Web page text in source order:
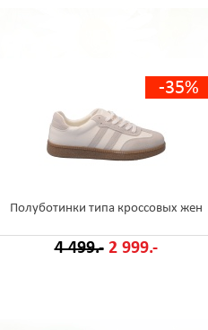
-35%
Полуботинки типа кроссовых жен
4 499.- 2 999.-